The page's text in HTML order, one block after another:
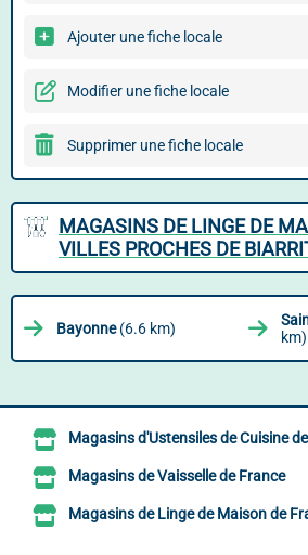
Ajouter une fiche locale
Modifier une fiche locale
Supprimer une fiche locale
MAGASINS DE LINGE DE
VILLES PROCHES DE
Bayonne(6.6 km)
km)
Magasins d'Ustensiles de Cuisine
Magasins de Vaisselle de France
Magasins de Linge de Maison de